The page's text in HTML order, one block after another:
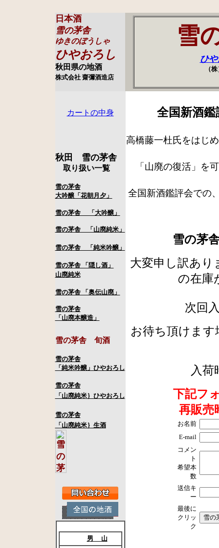
日本酒
雪の茅舎
ゆきのぼうしゃ
ひやおろし
秋田県の地酒
株式会社 齋彌酒造店
雪
ひ
（
カートの中身
秋田 雪の茅舎
取り扱い一覧
雪の茅舎
大吟醸「花朝月夕」
雪の茅舎 「大吟醸」
雪の茅舎 「山廃純米」
雪の茅舎 「純米吟醸」
雪の茅舎 「隠し酒」
山廃純米
雪の茅舎 「奥伝山廃」
雪の茅舎
「山廃本醸造」
雪の茅舎旬酒
雪の茅舎
「純米吟醸」ひやおろし
雪の茅舎
「山廃純米｝ひやおろし
雪の茅舎
「山廃純米｝生酒
男 山
全国新酒
高橋藤一杜氏をはじ
「山廃の復活」を
全国新酒鑑評会での
雪の茅
大変申し訳あり
の在庫
次回
お待ち頂けま
入荷
下記フ
再販売
お名前
E-mail
コメン
ト
希望本
数
送信キ
ー
最後に
クリッ
ク